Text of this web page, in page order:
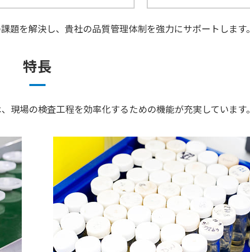
サイトポリシー 個人情報保護方針
題を解決し、貴社の品質管理体制を強力にサポートします。
特長
現場の検査工程を効率化するための機能が充実しています。